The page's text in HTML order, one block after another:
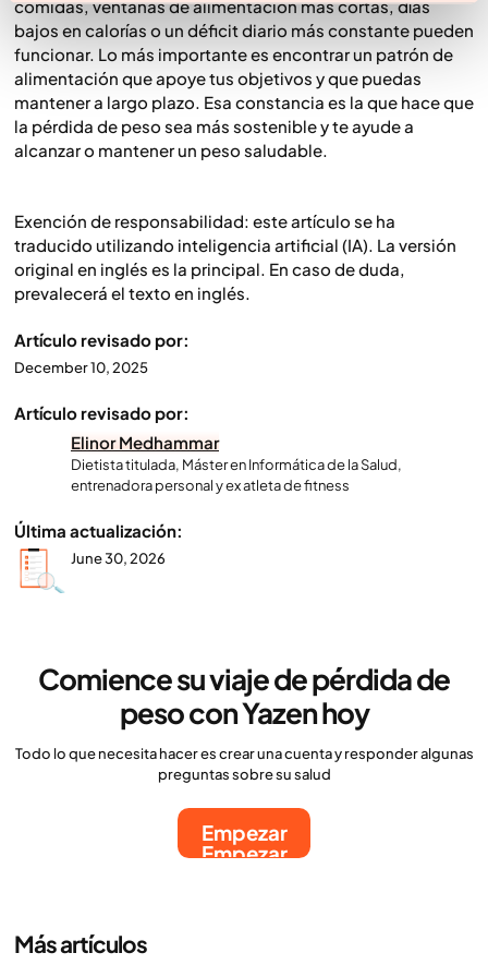
comidas, ventanas de alimentación más cortas, días
bajos en calorías o un déficit diario más constante pueden
funcionar. Lo más importante es encontrar un patrón de
alimentación que apoye tus objetivos y que puedas
mantener a largo plazo. Esa constancia es la que hace que
la pérdida de peso sea más sostenible y te ayude a
alcanzar o mantener un peso saludable.
Exención de responsabilidad: este artículo se ha
traducido utilizando inteligencia artificial (IA). La versión
original en inglés es la principal. En caso de duda,
prevalecerá el texto en inglés.
Artículo revisado por:
December 10, 2025
Artículo revisado por:
Elinor Medhammar
Dietista titulada, Máster en Informática de la Salud,
entrenadora personal y ex atleta de fitness
Última actualización:
June 30, 2026
Comience su viaje de pérdida de
peso con Yazen hoy
Todo lo que necesita hacer es crear una cuenta y responder algunas
preguntas sobre su salud
Empezar
Empezar
Más artículos